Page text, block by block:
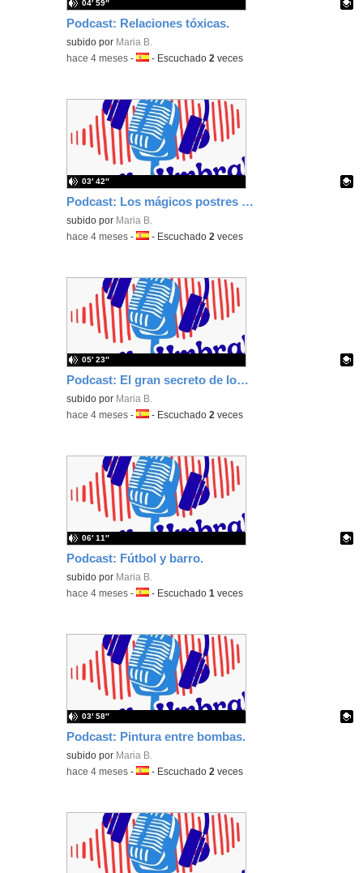
Podcast: Relaciones tóxicas.
Contenido educativo.
subido por Maria B.
04′ 59″
-hace 4 meses -Idioma:
- Escuchado2 veces
Podcast: Los mágicos postres de Álex Cordobés.
Contenido educativo.
subido por Maria B.
03′ 42″
-hace 4 meses -Idioma:
- Escuchado2 veces
Podcast: El gran secreto de los Galindo.
Contenido educativo.
subido por Maria B.
05′ 23″
-hace 4 meses -Idioma:
- Escuchado2 veces
Podcast: Fútbol y barro.
Contenido educativo.
subido por Maria B.
06′ 11″
-hace 4 meses -Idioma:
- Escuchado1 veces
Podcast: Pintura entre bombas.
Contenido educativo.
subido por Maria B.
03′ 58″
-hace 4 meses -Idioma:
- Escuchado2 veces